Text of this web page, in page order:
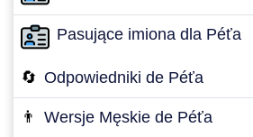
Pasujące imiona dla Péťa
🔄 Odpowiedniki de Péťa
👨 Wersje Męskie de Péťa